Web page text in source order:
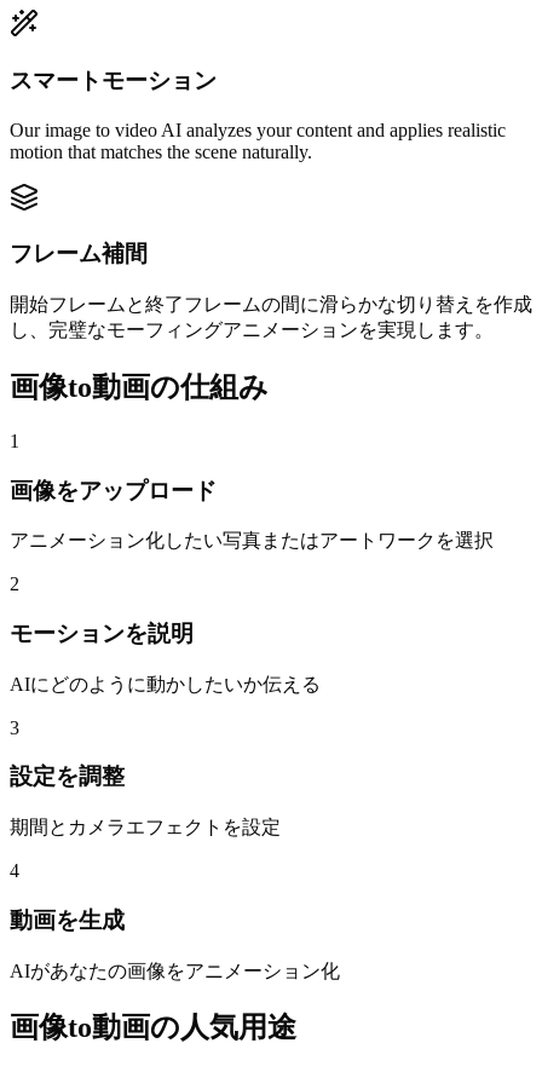
スマートモーション
Our image to video AI analyzes your content and applies realistic
motion that matches the scene naturally.
フレーム補間
開始フレームと終了フレームの間に滑らかな切り替えを作成
し、完璧なモーフィングアニメーションを実現します。
画像to動画の仕組み
1
画像をアップロード
アニメーション化したい写真またはアートワークを選択
2
モーションを説明
AIにどのように動かしたいか伝える
3
設定を調整
期間とカメラエフェクトを設定
4
動画を生成
AIがあなたの画像をアニメーション化
画像to動画の人気用途